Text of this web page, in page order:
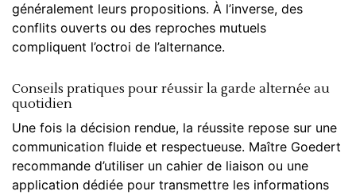
généralement leurs propositions. À l’inverse, des
conflits ouverts ou des reproches mutuels
compliquent l’octroi de l’alternance.
Conseils pratiques pour réussir la garde alternée au
quotidien
Une fois la décision rendue, la réussite repose sur une
communication fluide et respectueuse. Maître Goedert
recommande d’utiliser un cahier de liaison ou une
application dédiée pour transmettre les informations